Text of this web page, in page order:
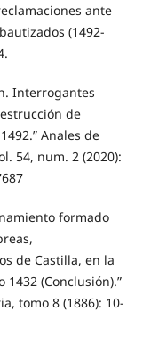
ante
(1492-
Interrogantes
de
Anales de
54, num. 2 (2020):
formado
de Castilla, en la
(Conclusión).”
tomo 8 (1886): 10-